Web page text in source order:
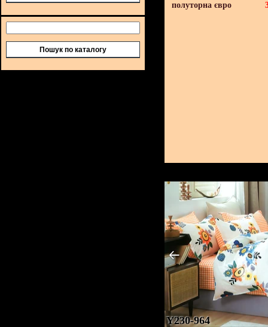
Пошук по каталогу
полуторна євро
Y230-964